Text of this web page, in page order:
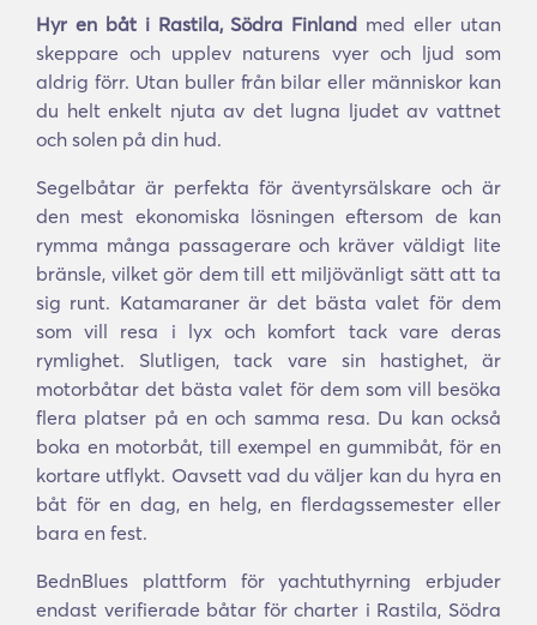
Hyr en båt i Rastila, Södra Finland med eller utan
skeppare och upplev naturens vyer och ljud som
aldrig förr. Utan buller från bilar eller människor kan
du helt enkelt njuta av det lugna ljudet av vattnet
och solen på din hud.
Segelbåtar är perfekta för äventyrsälskare och är
den mest ekonomiska lösningen eftersom de kan
rymma många passagerare och kräver väldigt lite
bränsle, vilket gör dem till ett miljövänligt sätt att ta
sig runt. Katamaraner är det bästa valet för dem
som vill resa i lyx och komfort tack vare deras
rymlighet. Slutligen, tack vare sin hastighet, är
motorbåtar det bästa valet för dem som vill besöka
flera platser på en och samma resa. Du kan också
boka en motorbåt, till exempel en gummibåt, för en
kortare utflykt. Oavsett vad du väljer kan du hyra en
båt för en dag, en helg, en flerdagssemester eller
bara en fest.
BednBlues plattform för yachtuthyrning erbjuder
endast verifierade båtar för charter i Rastila, Södra